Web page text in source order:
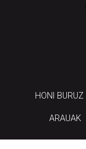
HONI BURUZ
ARAUAK